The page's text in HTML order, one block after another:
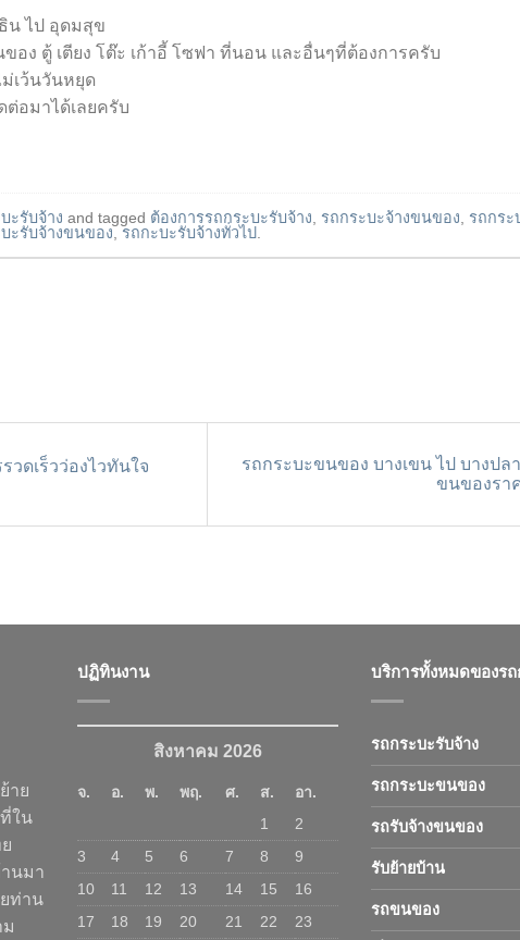
น ไป อุดมสุข
อง ตู้ เตียง โต๊ะ เก้าอี้ โซฟา ที่นอน และอื่นๆที่ต้องการครับ
เว้นวันหยุด
ต่อมาได้เลยครับ
ะรับจ้าง and tagged ต้องการรถกระบะรับจ้าง, รถกระบะจ้างขนของ, รถกระ
ะรับจ้างขนของ, รถกะบะรับจ้างทั่วไป.
วดเร็วว่องไวทันใจ
รถกระบะขนของ บางเขน ไป บางปล
ขนของรา
าย
ใน
นมา
ท่าน
ม
ปฏิทินงาน
สิงหาคม 2026
จ. อ. พ. พฤ. ศ. ส.
อา.
1
2
3
4 5 6 7 8
9
10
11 12 13 14 15
16
17
18 19 20 21 22 23
บริการทั้งหมดของรถ
รถกระบะรับจ้าง
รถกระบะขนของ
รถรับจ้างขนของ
รับย้ายบ้าน
รถขนของ